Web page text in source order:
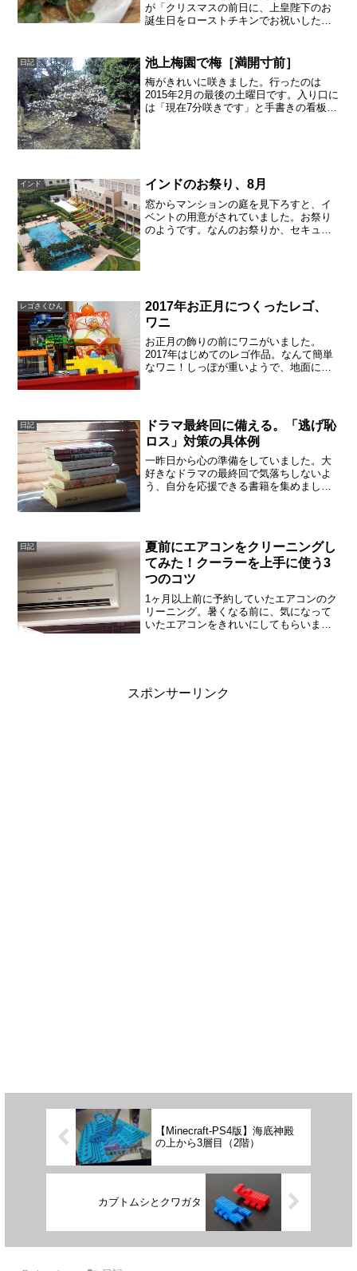
が「クリスマスの前日に、上皇陛下のお
誕生日をローストチキンでお祝いしたら
願いしてみた。私はそこのカフェの、シ
ェフの気まぐれサンドイッ...
日記 池上梅園で梅［満開寸前］
梅がきれいに咲きました。行ったのは
2015年2月の最後の土曜日です。入り口に
は「現在7分咲きです」と手書きの看板が
インド インドのお祭り、8月
窓からマンションの庭を見下ろすと、イ
ベントの用意がされていました。お祭り
のようです。なんのお祭りか、セキュリ
レゴさくひん
2017年お正月につくったレゴ、
ワニ
お正月の飾りの前にワニがいました。
2017年はじめてのレゴ作品。なんて簡単
なワニ！しっぽが重いようで、地面につ
NINJAGO です...
日記
ドラマ最終回に備える。「逃げ恥
ロス」対策の具体例
一昨日から心の準備をしていました。大
好きなドラマの最終回で気落ちしないよ
う、自分を応援できる書籍を集めまし
恥だが役に立つ（第1巻） A...
日記
夏前にエアコンをクリーニングし
てみた！クーラーを上手に使う3
つのコツ
1ヶ月以上前に予約していたエアコンのク
リーニング。暑くなる前に、気になって
いたエアコンをきれいにしてもらいまし
スポンサーリンク
【Minecraft-PS4版】海底神殿
の上から3層目（2階）
カブトムシとクワガタ